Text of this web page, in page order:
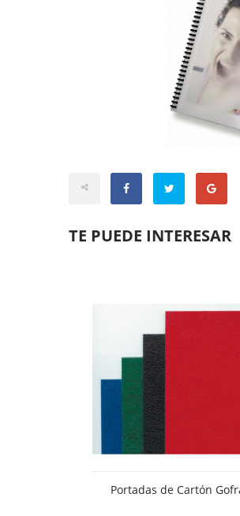
TE PUEDE INTERESAR
Portadas de Cartón